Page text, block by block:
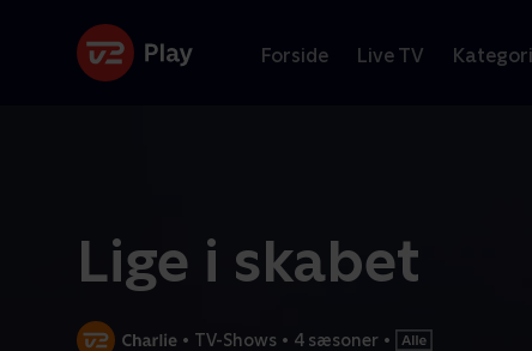
Forside Live TV
Lige i skabet
• TV-Shows • 4 sæsoner •